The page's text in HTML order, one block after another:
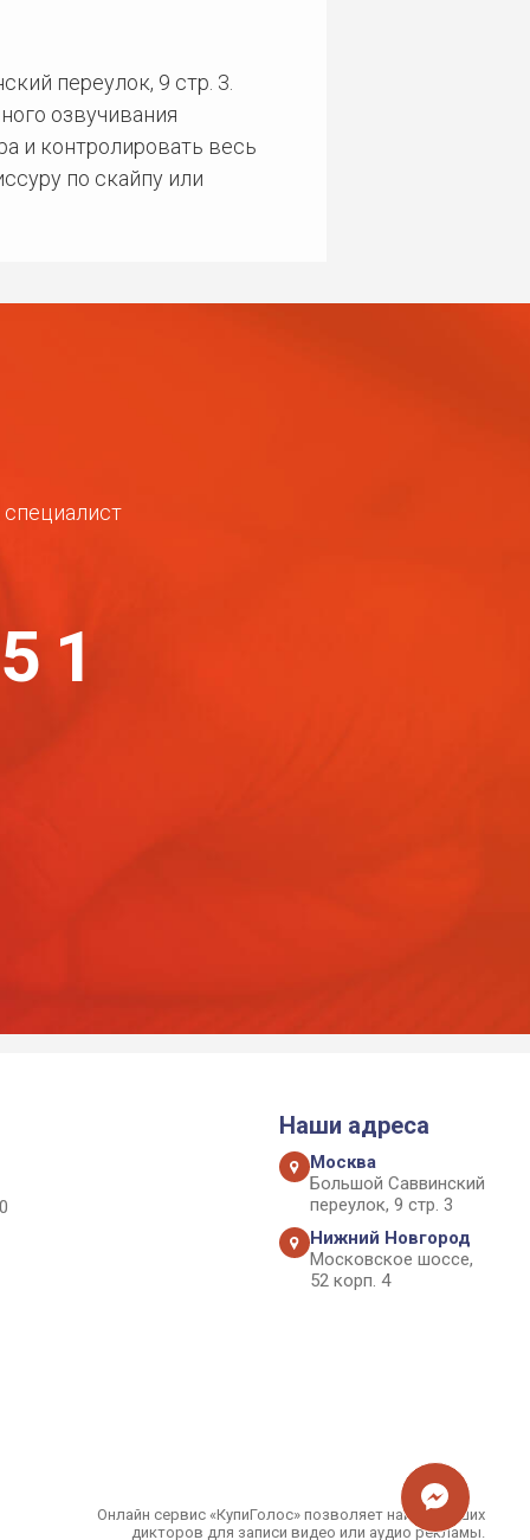
переулок, 9 стр. 3.
озвучивания
и контролировать весь
по скайпу или
Наши адреса
Москва
Большой Саввинский
переулок, 9 стр. 3
Нижний Новгород
Московское шоссе,
52 корп. 4
Онлайн сервис «КупиГолос» позволяет найти лучших
дикторов для записи видео или аудио рекламы.